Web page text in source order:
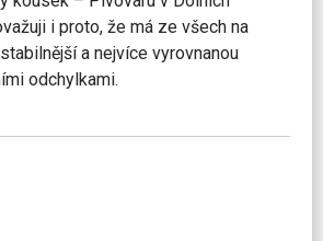
i proto, že má ze všech na
a nejvíce vyrovnanou
odchylkami.